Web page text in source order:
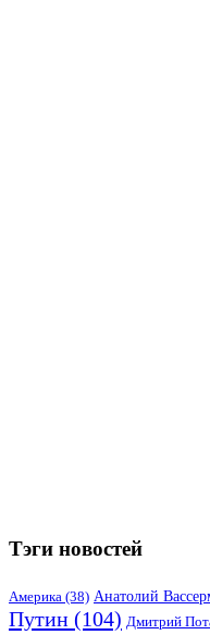
Тэги новостей
Америка (38) Анатолий
Путин (104) Дмитрий